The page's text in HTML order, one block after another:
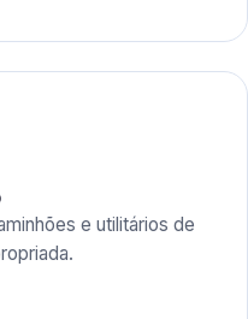
e utilitários de